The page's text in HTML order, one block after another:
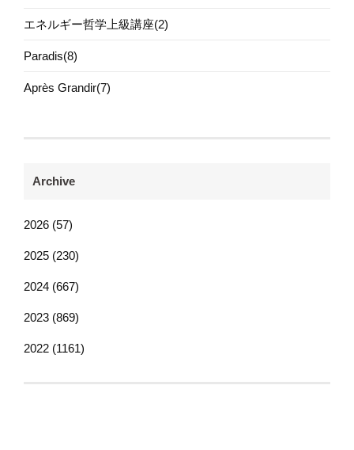
エネルギー哲学上級講座(2)
Paradis(8)
Après Grandir(7)
Archive
2026 (57)
2025 (230)
2024 (667)
2023 (869)
2022 (1161)